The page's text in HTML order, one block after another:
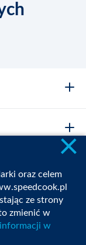
×
oraz celem
ze strony
zmienić w
w